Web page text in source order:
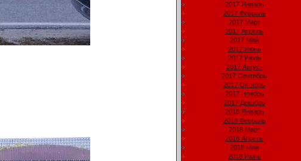
2017 Январь
2017 Февраль
2017 Март
2017 Апрель
2017 Май
2017 Июнь
2017 Июль
2017 Август
2017 Сентябрь
2017 Октябрь
2017 Ноябрь
2017 Декабрь
2018 Январь
2018 Февраль
2018 Март
2018 Апрель
2018 Май
2018 Июнь